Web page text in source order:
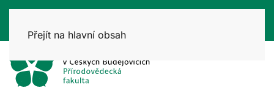
Přejít na hlavní obsah